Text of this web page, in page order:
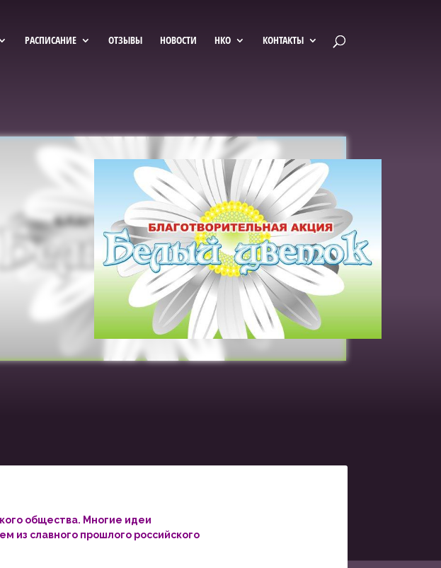
РАСПИСАНИЕ ОТЗЫВЫ НОВОСТИ НКО КОНТАКТЫ
общества. Многие идеи
из славного прошлого российского